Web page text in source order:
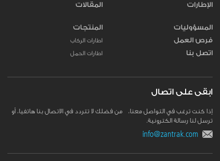
الإطارات
المقالات
المسؤوليات
فرص العمل
اتصل بنا
المنتجات
اطارات الركاب
اطارات الحمل
ابقى على اتصال
إذا كنت ترغب في التواصل معنا، من فضلك لا تتردد في الاتصال بنا هاتفيا، أو
ترسل لنا رسالة الكترونية.